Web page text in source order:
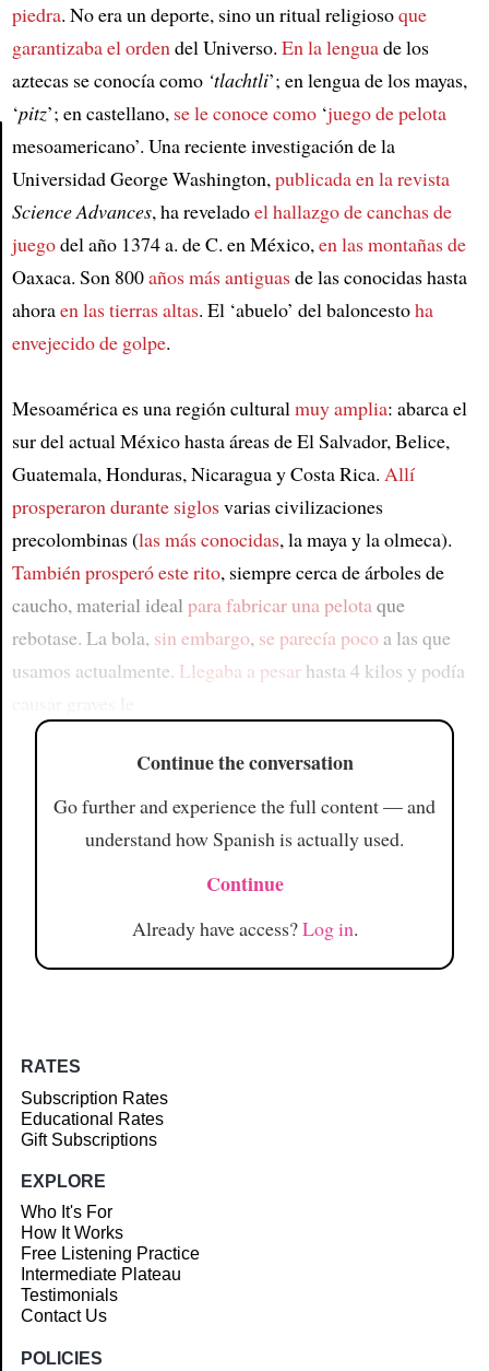
Article
piedra. No era un deporte, sino un ritual religiosoque
garantizaba el ordendel Universo. En la lenguade los
aztecas se conocía como ‘tlachtli’; en lengua de los mayas,
‘pitz’; en castellano, se le conoce como‘juego de pelota
mesoamericano’. Una reciente investigación de la
Universidad George Washington,publicada en la revista
Science Advances, ha reveladoel hallazgo de canchas de
juegodel año 1374 a. de C. en México,en las montañas de
Oaxaca. Son 800años más antiguasde las conocidas hasta
ahoraen las tierras altas. El ‘abuelo’ del baloncestoha
envejecido de golpe.
Mesoamérica es una región culturalmuy amplia: abarca el
sur del actual México hasta áreas de El Salvador, Belice,
Guatemala, Honduras, Nicaragua y Costa Rica. Allí
prosperaron durante siglosvarias civilizaciones
precolombinas (las más conocidas, la maya y la olmeca).
También prosperó este rito, siempre cerca de árboles de
caucho, material ideal para fabricar una pelotaque
rebotase. La bola, sin embargo, se parecía poco a las que
usamos actualmente. Llegaba a pesarhasta 4 kilos y podía
Continue the conversation
Go further and experience the full content — and
understand how Spanish is actually used.
Continue
Already have access?Log in.
RATES
Subscription Rates
Educational Rates
Gift Subscriptions
EXPLORE
Who It's For
How It Works
Free Listening Practice
Intermediate Plateau
Testimonials
Contact Us
POLICIES